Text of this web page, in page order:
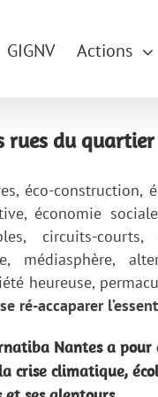
GIGNV Actions
rues du
éco-construction,
économie
circuits-
médiasphère,
heureuse,
ré-accaparer
Nantes a
crise climatique,